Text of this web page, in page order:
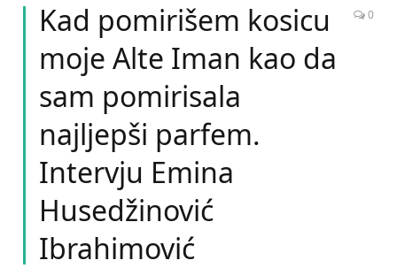
Kad pomirišem kosicu
moje Alte Iman kao da
sam pomirisala
najljepši parfem.
Intervju Emina
Husedžinović
Ibrahimović
0